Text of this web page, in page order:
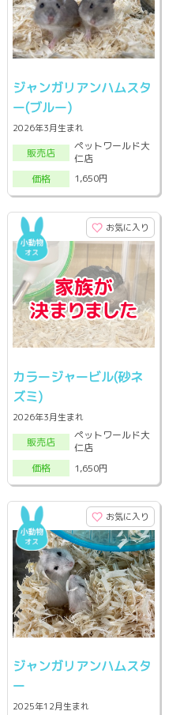
ジャンガリアンハムスタ
ー(ブルー)
2026年3月生まれ
販売店
ペットワールド大
仁店
価格
1,650円
お気に入り
カラージャービル(砂ネ
ズミ)
2026年3月生まれ
販売店
ペットワールド大
仁店
価格
1,650円
お気に入り
ジャンガリアンハムスタ
ー
2025年12月生まれ